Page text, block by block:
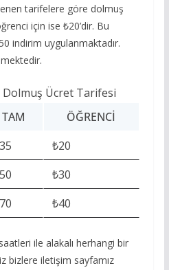
tarifelere göre dolmuş
için ise ₺20’dir. Bu
indirim uygulanmaktadır.
Dolmuş Ücret Tarifesi
TAM
ÖĞRENCI
₺20
₺30
₺40
ile alakalı herhangi bir
bizlere iletişim sayfamız